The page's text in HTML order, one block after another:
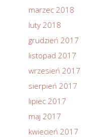
marzec 2018
luty 2018
grudzień 2017
listopad 2017
wrzesień 2017
sierpień 2017
lipiec 2017
maj 2017
kwiecień 2017